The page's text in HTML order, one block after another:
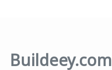
Buildeey.com